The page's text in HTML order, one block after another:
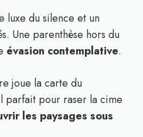
luxe du silence et un
Une parenthèse hors du
évasion contemplative.
joue la carte du
parfait pour raser la cime
les paysages sous